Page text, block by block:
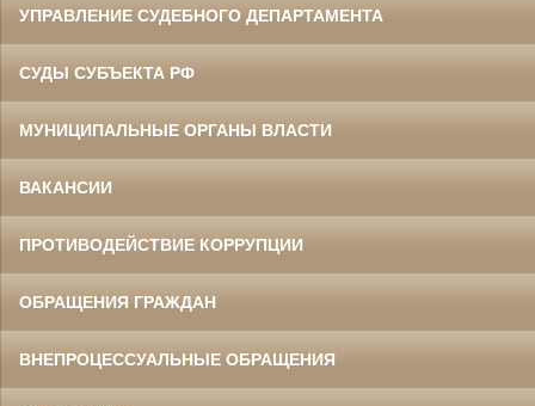
УПРАВЛЕНИЕ СУДЕБНОГО ДЕПАРТАМЕНТА
СУДЫ СУБЪЕКТА РФ
МУНИЦИПАЛЬНЫЕ ОРГАНЫ ВЛАСТИ
ВАКАНСИИ
ПРОТИВОДЕЙСТВИЕ КОРРУПЦИИ
ОБРАЩЕНИЯ ГРАЖДАН
ВНЕПРОЦЕССУАЛЬНЫЕ ОБРАЩЕНИЯ